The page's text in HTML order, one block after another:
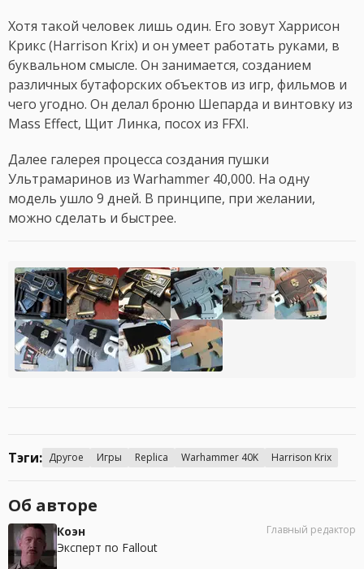
Хотя такой человек лишь один. Его зовут Харрисон
Крикс (Harrison Krix) и он умеет работать руками, в
буквальном смысле. Он занимается, созданием
различных бутафорских объектов из игр, фильмов и
чего угодно. Он делал броню Шепарда и винтовку из
Mass Effect, Щит Линка, посох из FFXI.
Далее галерея процесса создания пушки
Ультрамаринов из Warhammer 40,000. На одну
модель ушло 9 дней. В принципе, при желании,
можно сделать и быстрее.
Тэги: Другое Игры Replica Warhammer 40K Harrison Krix
Об авторе
Коэн
Эксперт по Fallout
Главный редактор